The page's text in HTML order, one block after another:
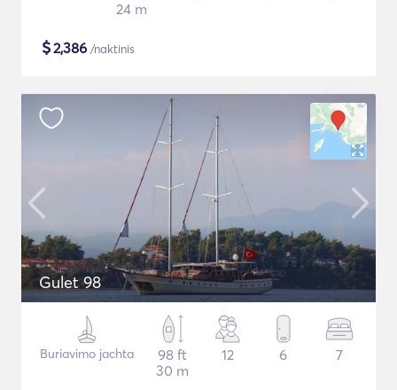
24 m
$2,386 /naktinis
Gulet 98
Buriavimo jachta
98 ft
30 m
12 6 7